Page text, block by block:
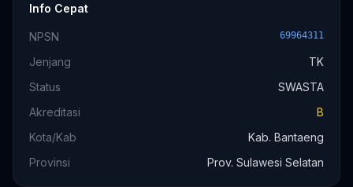
Info Cepat
NPSN 69964311
Jenjang
TK
Status
SWASTA
Akreditasi
B
Kota/Kab
Kab. Bantaeng
Provinsi
Prov. Sulawesi Selatan